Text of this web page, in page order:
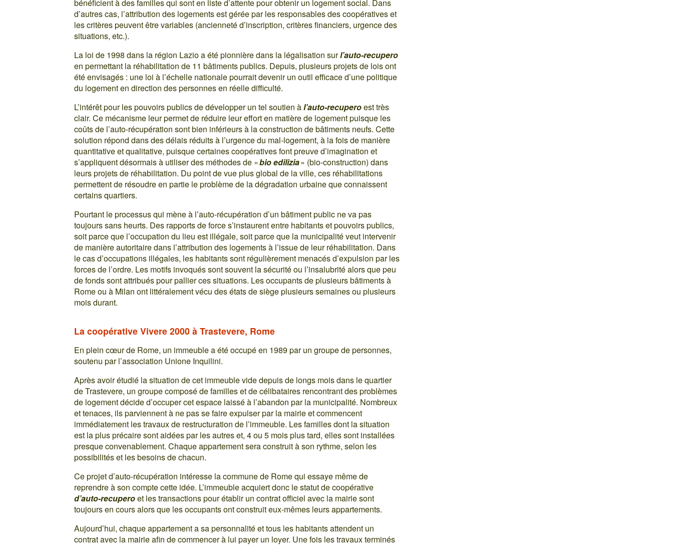
bénéficient à des familles qui sont en liste d’attente pour obtenir un logement social. Dans
d’autres cas, l’attribution des logements est gérée par les responsables des coopératives et
les critères peuvent être variables (ancienneté d’inscription, critères financiers, urgence des
situations, etc.).
La loi de 1998 dans la région Lazio a été pionnière dans la légalisation surl’auto-recupero
en permettant la réhabilitation de 11 bâtiments publics. Depuis, plusieurs projets de lois ont
été envisagés : une loi à l’échelle nationale pourrait devenir un outil efficace d’une politique
du logement en direction des personnes en réelle difficulté.
L’intérêt pour les pouvoirs publics de développer un tel soutien àl’auto-recuperoest très
clair. Ce mécanisme leur permet de réduire leur effort en matière de logement puisque les
coûts de l’auto-récupération sont bien inférieurs à la construction de bâtiments neufs. Cette
solution répond dans des délais réduits à l’urgence du mal-logement, à la fois de manière
quantitative et qualitative, puisque certaines coopératives font preuve d’imagination et
s’appliquent désormais à utiliser des méthodes de «bio edilizia» (bio-construction) dans
leurs projets de réhabilitation. Du point de vue plus global de la ville, ces réhabilitations
permettent de résoudre en partie le problème de la dégradation urbaine que connaissent
certains quartiers.
Pourtant le processus qui mène à l’auto-récupération d’un bâtiment public ne va pas
toujours sans heurts. Des rapports de force s’instaurent entre habitants et pouvoirs publics,
soit parce que l’occupation du lieu est illégale, soit parce que la municipalité veut intervenir
de manière autoritaire dans l’attribution des logements à l’issue de leur réhabilitation. Dans
le cas d’occupations illégales, les habitants sont régulièrement menacés d’expulsion par les
forces de l’ordre. Les motifs invoqués sont souvent la sécurité ou l’insalubrité alors que peu
de fonds sont attribués pour pallier ces situations. Les occupants de plusieurs bâtiments à
Rome ou à Milan ont littéralement vécu des états de siège plusieurs semaines ou plusieurs
mois durant.
La coopérative Vivere 2000 à Trastevere, Rome
En plein cœur de Rome, un immeuble a été occupé en 1989 par un groupe de personnes,
soutenu par l’association Unione Inquilini.
Après avoir étudié la situation de cet immeuble vide depuis de longs mois dans le quartier
de Trastevere, un groupe composé de familles et de célibataires rencontrant des problèmes
de logement décide d’occuper cet espace laissé à l’abandon par la municipalité. Nombreux
et tenaces, ils parviennent à ne pas se faire expulser par la mairie et commencent
immédiatement les travaux de restructuration de l’immeuble. Les familles dont la situation
est la plus précaire sont aidées par les autres et, 4 ou 5 mois plus tard, elles sont installées
presque convenablement. Chaque appartement sera construit à son rythme, selon les
possibilités et les besoins de chacun.
Ce projet d’auto-récupération intéresse la commune de Rome qui essaye même de
reprendre à son compte cette idée. L’immeuble acquiert donc le statut de coopérative
d’auto-recuperoet les transactions pour établir un contrat officiel avec la mairie sont
toujours en cours alors que les occupants ont construit eux-mêmes leurs appartements.
Aujourd’hui, chaque appartement a sa personnalité et tous les habitants attendent un
contrat avec la mairie afin de commencer à lui payer un loyer. Une fois les travaux terminés